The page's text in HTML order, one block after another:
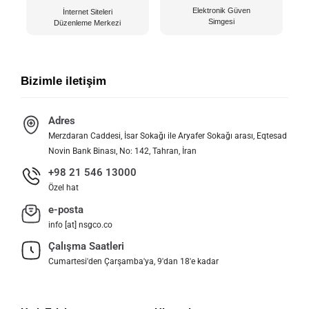
İnternet Siteleri
Düzenleme Merkezi
Elektronik Güven
Simgesi
Bizimle iletişim
Adres
Merzdaran Caddesi, İsar Sokağı ile Aryafer Sokağı arası, Eqtesad
Novin Bank Binası, No: 142, Tahran, İran
+98 21 546 13000
Özel hat
e-posta
info [at] nsgco.co
Çalışma Saatleri
Cumartesi'den Çarşamba'ya, 9'dan 18'e kadar